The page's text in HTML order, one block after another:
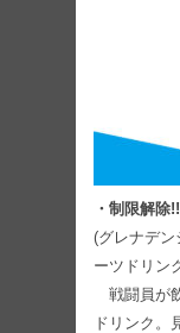
・制限解除
(グレナデン
ーツドリン
戦闘員が
ドリンク。